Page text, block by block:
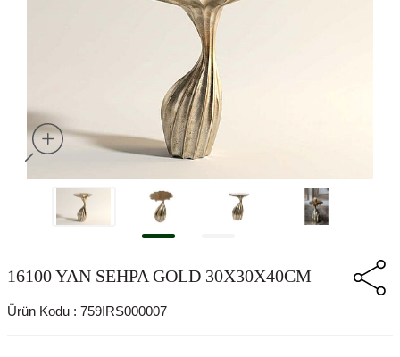
16100 YAN SEHPA GOLD 30X30X40CM
Ürün Kodu : 759IRS000007